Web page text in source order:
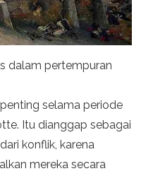
dalam pertempuran
selama periode
Itu dianggap sebagai
konflik, karena
mereka secara